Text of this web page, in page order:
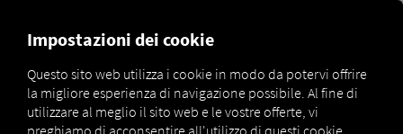
Marketplace Connectors TX-TRAILERPULSE Connect
Impostazioni dei cookie
Questo sito web utilizza i cookie in modo da potervi offrire
la migliore esperienza di navigazione possibile. Al fine di
utilizzare al meglio il sito web e le vostre offerte, vi
preghiamo di acconsentire all'utilizzo di questi cookie.